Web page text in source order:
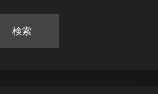
検索